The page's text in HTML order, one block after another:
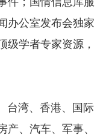
办公室发布会独家
级学者专家资源，
湾、香港、国际
、汽车、军事、